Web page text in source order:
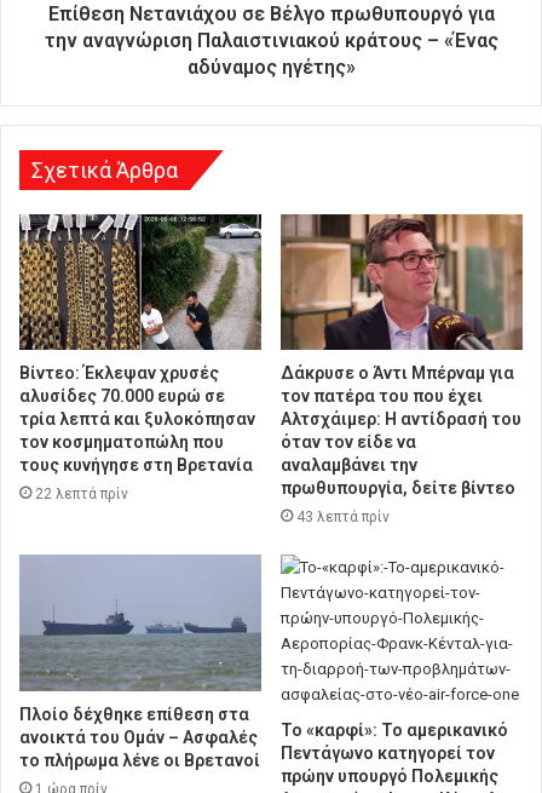
η
Επίθεση Νετανιάχου σε Βέλγο πρωθυπουργό για
την αναγνώριση Παλαιστινιακού κράτους – «Ένας
αδύναμος ηγέτης»
Σχετικά Άρθρα
Βίντεο: Έκλεψαν χρυσές
αλυσίδες 70.000 ευρώ σε
τρία λεπτά και ξυλοκόπησαν
τον κοσμηματοπώλη που
τους κυνήγησε στη Βρετανία
22 λεπτά πρίν
Δάκρυσε ο Άντι Μπέρναμ για
τον πατέρα του που έχει
Αλτσχάιμερ: Η αντίδρασή του
όταν τον είδε να
αναλαμβάνει την
πρωθυπουργία, δείτε βίντεο
43 λεπτά πρίν
Πλοίο δέχθηκε επίθεση στα
ανοικτά του Ομάν – Ασφαλές
το πλήρωμα λένε οι Βρετανοί
Το «καρφί»: Το αμερικανικό
Πεντάγωνο κατηγορεί τον
πρώην υπουργό Πολεμικής